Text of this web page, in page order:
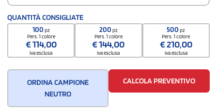
QUANTITÀ CONSIGLIATE
100 pz
Pers. 1 colore
€114,00
iva esclusa
200 pz
Pers. 1 colore
€144,00
iva esclusa
500pz
Pers. 1 colore
€210,00
iva esclusa
ORDINA CAMPIONE
NEUTRO
CALCOLA PREVENTIVO